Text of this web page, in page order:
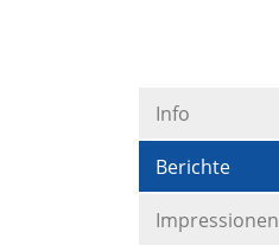
Info
Berichte
Impressionen